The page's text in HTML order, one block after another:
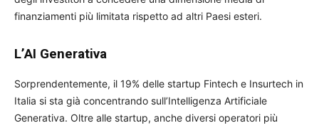
finanziamenti più limitata rispetto ad altri Paesi esteri.
L’AI Generativa
Sorprendentemente, il 19% delle startup Fintech e Insurtech in
Italia si sta già concentrando sull’Intelligenza Artificiale
Generativa. Oltre alle startup, anche diversi operatori più